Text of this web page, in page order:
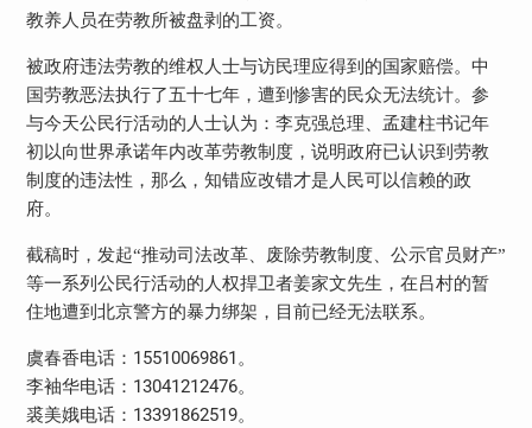
教养人员在劳教所被盘剥的工资。
被政府违法劳教的维权人士与访民理应得到的国家赔偿。中
国劳教恶法执行了五十七年，遭到惨害的民众无法统计。参
与今天公民行活动的人士认为：李克强总理、孟建柱书记年
初以向世界承诺年内改革劳教制度，说明政府已认识到劳教
制度的违法性，那么，知错应改错才是人民可以信赖的政
府。
截稿时，发起“推动司法改革、废除劳教制度、公示官员财产”
等一系列公民行活动的人权捍卫者姜家文先生，在吕村的暂
住地遭到北京警方的暴力绑架，目前已经无法联系。
虞春香电话： 15510069861。
李袖华电话： 13041212476。
裘美娥电话： 13391862519。